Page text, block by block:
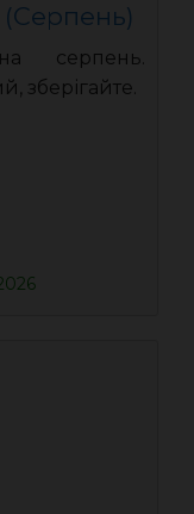
серпень.
зберігайте.